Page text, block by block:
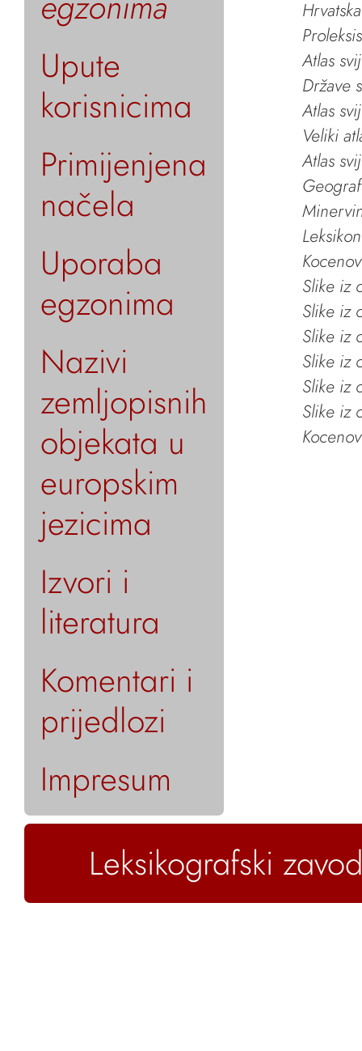
Upute
korisnicima
Primijenjena
načela
Uporaba
egzonima
Nazivi
zemljopisnih
objekata u
europskim
jezicima
Izvori i
literatura
Komentari i
prijedlozi
Impresum
Atlas
Države
Atlas
Veliki
Atlas
Slike iz
Slike iz
Slike iz
Slike iz
Slike iz
Slike iz
Leksikografski